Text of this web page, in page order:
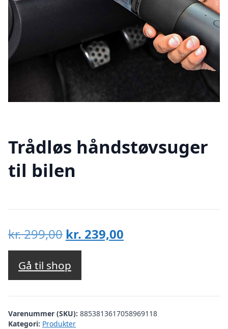
Trådløs håndstøvsuger
til bilen
kr.299,00 Den
oprindelige
pris
var:
kr. 299,00.
kr. 239,00
kr. 239,00.
Gå til shop
Varenummer (SKU): 8853813617058969118
Kategori: Produkter